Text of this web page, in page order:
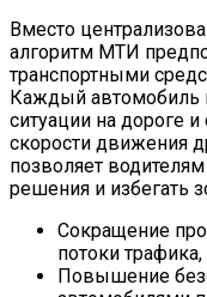
Вместо
алгоритм МТИ
транспортными
Каждый автомобиль
ситуации на дороге
скорости движения
позволяет
решения и избегать
Сокращение
потоки
Повышение